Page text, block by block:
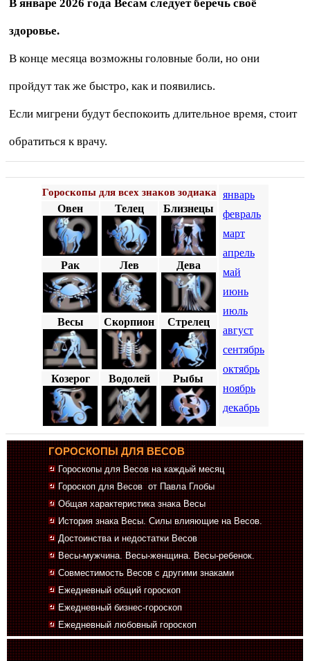
В январе 2026 года Весам следует беречь своё
здоровье.
В конце месяца возможны головные боли, но они
пройдут так же быстро, как и появились.
Если мигрени будут беспокоить длительное время, стоит
обратиться к врачу.
Гороскопы для всех знаков зодиака январь
февраль
март
апрель
май
июнь
июль
август
сентябрь
октябрь
ноябрь
декабрь
Овен Телец Близнецы
Рак Лев Дева
Весы Скорпион Стрелец
Козерог Водолей Рыбы
ГОРОСКОПЫ ДЛЯ ВЕСОВ
Гороскопы для Весов на каждый месяц
Гороскоп для Весов от Павла Глобы
Общая характеристика знака Весы
История знака Весы. Силы влияющие на Весов.
Достоинства и недостатки Весов
Весы-мужчина. Весы-женщина. Весы-ребенок.
Совместимость Весов с другими знаками
Ежедневный общий гороскоп
Ежедневный бизнес-гороскоп
Ежедневный любовный гороскоп